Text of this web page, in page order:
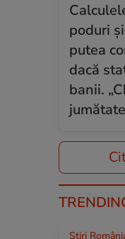
poduri
putea
dacă
banii.
Știri